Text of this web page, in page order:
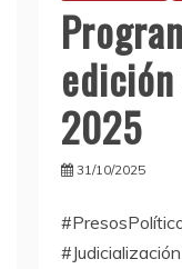
2025
31/10/2025